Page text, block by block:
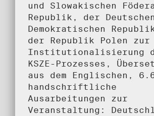
und Slowakischen
Republik, der Deutschen
Demokratischen
der Republik Polen zur
Institutionalisierung
KSZE-Prozesses,
aus dem Englischen,
handschriftliche
Ausarbeitungen zur
Veranstaltung: